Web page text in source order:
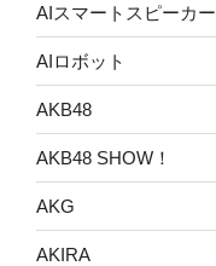
AIスマートスピーカー
AIロボット
AKB48
AKB48 SHOW！
AKG
AKIRA